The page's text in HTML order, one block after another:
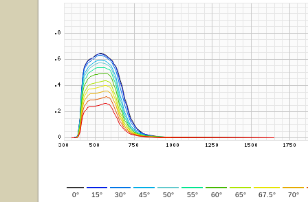
0° 15° 30° 45° 50° 55° 60° 65° 67.5° 70°